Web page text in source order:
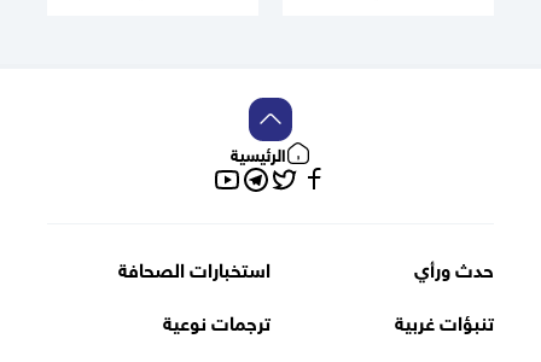
الرئيسية
فيسبوك
تويترتلغراميوتيوب
حدث ورأي
استخبارات الصحافة
تنبؤات غربية
ترجمات نوعية